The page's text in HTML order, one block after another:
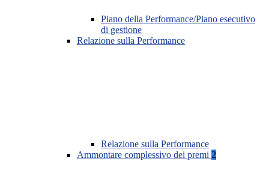
Piano della Performance/Piano esecutivo
di gestione
Relazione sulla Performance
Relazione sulla Performance
Ammontare complessivo dei premi 2